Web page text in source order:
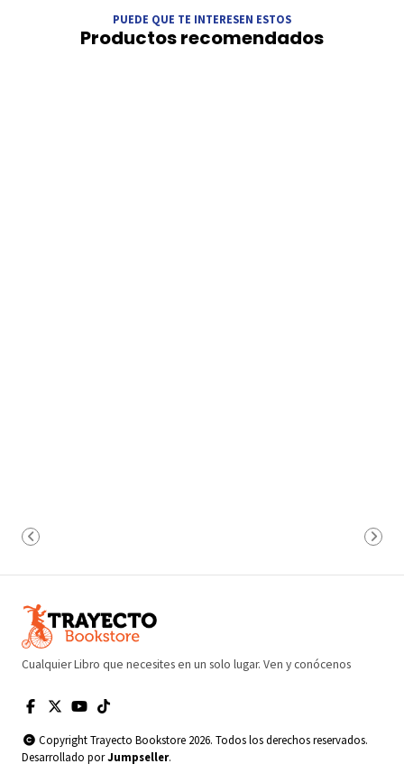
PUEDE QUE TE INTERESEN ESTOS
Productos recomendados
Cualquier Libro que necesites en un solo lugar. Ven y conócenos
Copyright Trayecto Bookstore 2026. Todos los derechos reservados.
Desarrollado porJumpseller.